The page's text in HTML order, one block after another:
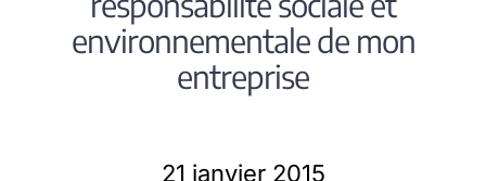
Qui sommes nous ?
environnementale de mon
entreprise
21 janvier 2015